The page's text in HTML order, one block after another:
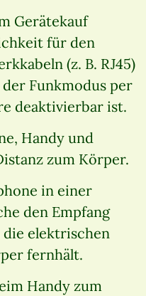
Gerätekauf
für den
(z. B. RJ45)
der Funkmodus per
deaktivierbar ist.
Handy und
zum Körper.
in einer
den Empfang
elektrischen
fernhält.
Handy zum